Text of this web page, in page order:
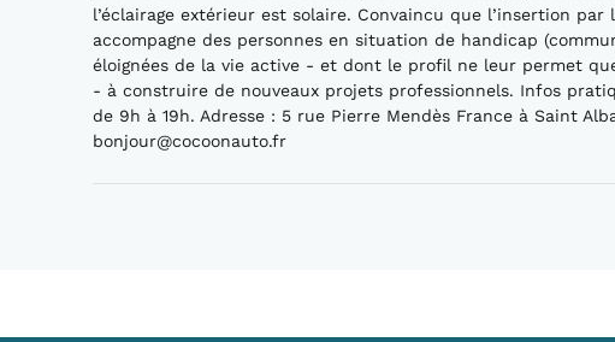
l’éclairage extérieur est solaire. Convaincu que l’insertion
accompagne des personnes en situation de handicap
éloignées de la vie active - et dont le profil ne leur permet
- à construire de nouveaux projets professionnels. Infos
de 9h à 19h. Adresse : 5 rue Pierre Mendès France à Saint
bonjour@cocoonauto.fr